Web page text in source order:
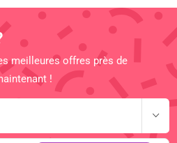
meilleures offres près de
!